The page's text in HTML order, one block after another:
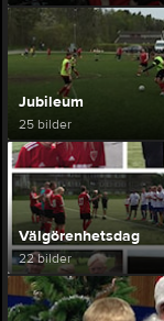
Jubileum
25 bilder
Välgörenhetsdag
22 bilder